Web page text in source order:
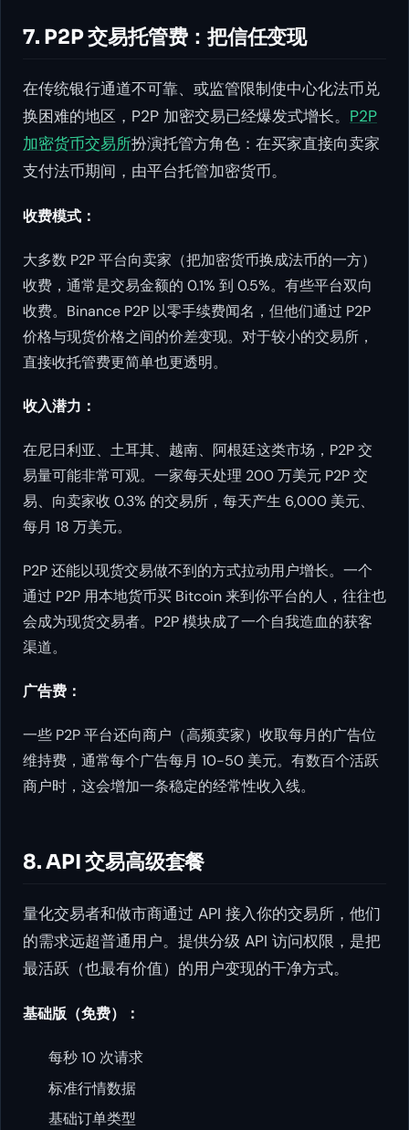
7. P2P 交易托管费：把信任变现
在传统银行通道不可靠、或监管限制使中心化法币兑
换困难的地区，P2P 加密交易已经爆发式增长。 P2P
加密货币交易所扮演托管方角色：在买家直接向卖家
支付法币期间，由平台托管加密货币。
收费模式：
大多数 P2P 平台向卖家（把加密货币换成法币的一方）
收费，通常是交易金额的 0.1% 到 0.5%。有些平台双向
收费。Binance P2P 以零手续费闻名，但他们通过 P2P
价格与现货价格之间的价差变现。对于较小的交易所，
直接收托管费更简单也更透明。
收入潜力：
在尼日利亚、土耳其、越南、阿根廷这类市场，P2P 交
易量可能非常可观。一家每天处理 200 万美元 P2P 交
易、向卖家收 0.3% 的交易所，每天产生 6,000 美元、
每月 18 万美元。
P2P 还能以现货交易做不到的方式拉动用户增长。一个
通过 P2P 用本地货币买 Bitcoin 来到你平台的人，往往也
会成为现货交易者。P2P 模块成了一个自我造血的获客
渠道。
广告费：
一些 P2P 平台还向商户（高频卖家）收取每月的广告位
维持费，通常每个广告每月 10-50 美元。有数百个活跃
商户时，这会增加一条稳定的经常性收入线。
8. API 交易高级套餐
量化交易者和做市商通过 API 接入你的交易所，他们
的需求远超普通用户。提供分级 API 访问权限，是把
最活跃（也最有价值）的用户变现的干净方式。
基础版（免费）：
每秒 10 次请求
标准行情数据
基础订单类型